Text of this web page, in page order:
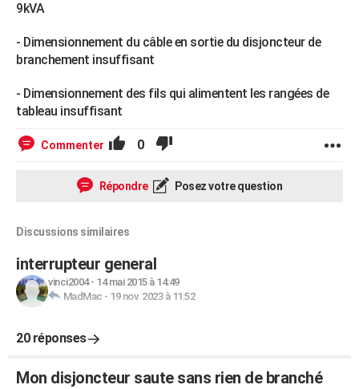
9kVA
- Dimensionnement du câble en sortie du disjoncteur de
branchement insuffisant
- Dimensionnement des fils qui alimentent les rangées de
tableau insuffisant
Commenter 0
Répondre Posez votre question
Discussions similaires
interrupteur general
vinci2004- 14 mai 2015 à 14:49
MadMac - 19 nov. 2023 à 11:52
20 réponses
Mon disjoncteur saute sans rien de branché